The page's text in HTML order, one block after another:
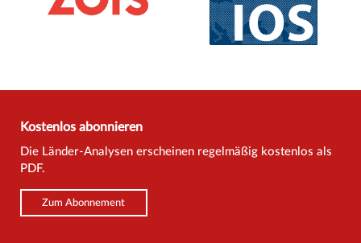
Kostenlos abonnieren
Die Länder-Analysen erscheinen regelmäßig kostenlos als
PDF.
Zum Abonnement